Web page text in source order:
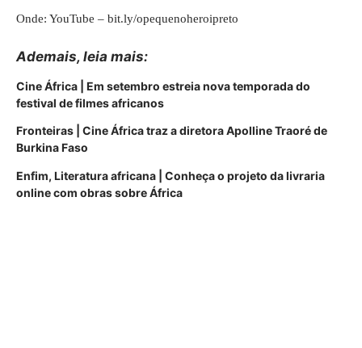
Onde: YouTube – bit.ly/opequenoheroipreto
Ademais, leia mais:
Cine África | Em setembro estreia nova temporada do
festival de filmes africanos
Fronteiras | Cine África traz a diretora Apolline Traoré de
Burkina Faso
Enfim, Literatura africana | Conheça o projeto da livraria
online com obras sobre África